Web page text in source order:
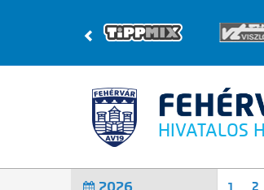
HIVATALOS
1 2